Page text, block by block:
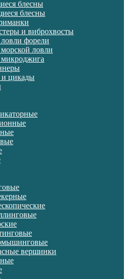
блесны
блесны
и виброхвосты
форели
ловли
и цикады
вершинки